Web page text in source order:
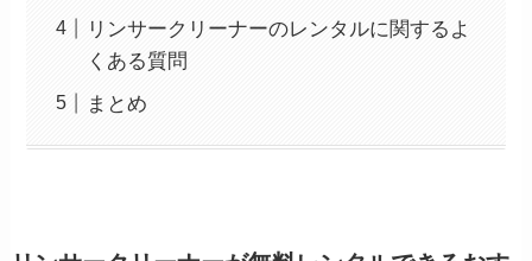
リンサークリーナーのレンタルに関するよ
くある質問
まとめ